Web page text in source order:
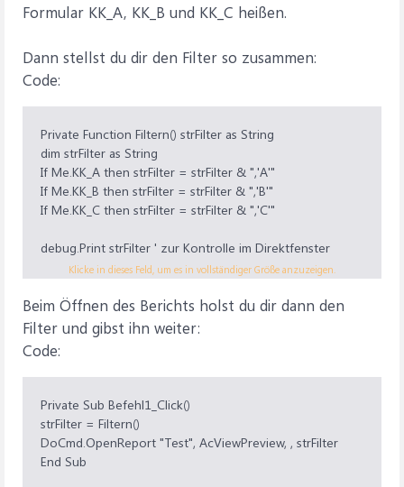
Formular KK_A, KK_B und KK_C heißen.
Dann stellst du dir den Filter so zusammen:
Code:
Private Function Filtern() strFilter as String
dim strFilter as String
If Me.KK_A then strFilter = strFilter & ",'A'"
If Me.KK_B then strFilter = strFilter & ",'B'"
If Me.KK_C then strFilter = strFilter & ",'C'"
debug.Print strFilter ' zur Kontrolle im Direktfenster
(strg+g)
if len(strFilter) > 0 then
Filtern = "Abschnitte IN (" & mid(strFilter,2) & ")"
Else
Filtern = ""
End if
End Function
Klicke in dieses Feld, um es in vollständiger Größe anzuzeigen.
Beim Öffnen des Berichts holst du dir dann den
Filter und gibst ihn weiter:
Code:
Private Sub Befehl1_Click()
strFilter = Filtern()
DoCmd.OpenReport "Test", AcViewPreview, , strFilter
End Sub